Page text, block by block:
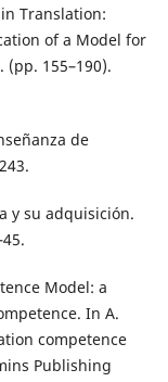
Translation:
of a Model for
155–190).
de
y su adquisición.
Model: a
In A.
competence
Publishing